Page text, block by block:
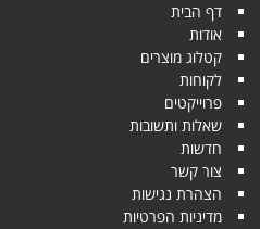
דף הבית
אודות
קטלוג מוצרים
לקוחות
פרוייקטים
שאלות ותשובות
חדשות
צור קשר
הצהרת נגישות
מדיניות הפרטיות